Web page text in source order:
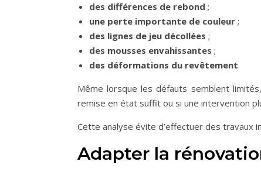
des différences de rebond ;
une perte importante de couleur ;
des lignes de jeu décollées ;
des mousses envahissantes ;
des déformations du revêtement.
Même lorsque les défauts semblent
remise en état suffit ou si une intervention
Cette analyse évite d’effectuer des travaux
Adapter la